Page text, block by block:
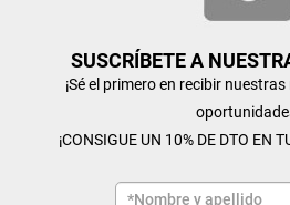
SUSCRÍBETE A
¡Sé el primero en recibir
¡CONSIGUE UN 10% DE DTO EN